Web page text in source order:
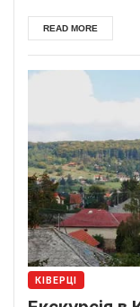
READ MORE
КІВЕРЦІ